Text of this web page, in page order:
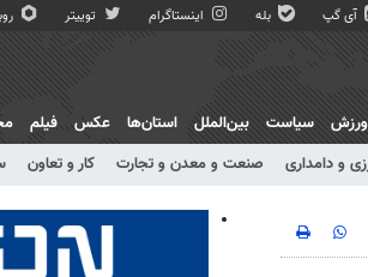
آی گپ بله اینستاگرام توییتر
و دامداری صنعت و معدن و تجارت کار و تعاون
ورزش سیاست بین‌الملل استان‌ها عکس فیلم